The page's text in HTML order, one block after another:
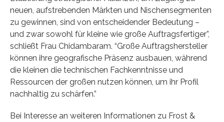
neuen, aufstrebenden Märkten und Nischensegmenten
zu gewinnen, sind von entscheidender Bedeutung –
und zwar sowohl für kleine wie große Auftragsfertiger”,
schließt Frau Chidambaram. “Große Auftragshersteller
können ihre geografische Präsenz ausbauen, während
die kleinen die technischen Fachkenntnisse und
Ressourcen der großen nutzen können, um ihr Profil
nachhaltig zu schärfen.”
Bei Interesse an weiteren Informationen zu Frost &